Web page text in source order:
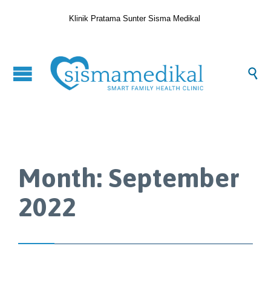
Klinik Pratama Sunter Sisma Medikal

Month: September
2022